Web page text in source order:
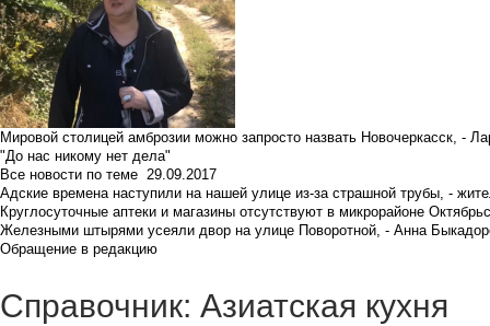
Мировой столицей амброзии можно запросто назвать Новочеркасск, -
"До нас никому нет дела"
Все новости по теме 29.09.2017
Адские времена наступили на нашей улице из-за страшной трубы, -
Круглосуточные аптеки и магазины отсутствуют в микрорайоне
Железными штырями усеяли двор на улице Поворотной, - Анна
Обращение в редакцию
Справочник: Азиатская кухня